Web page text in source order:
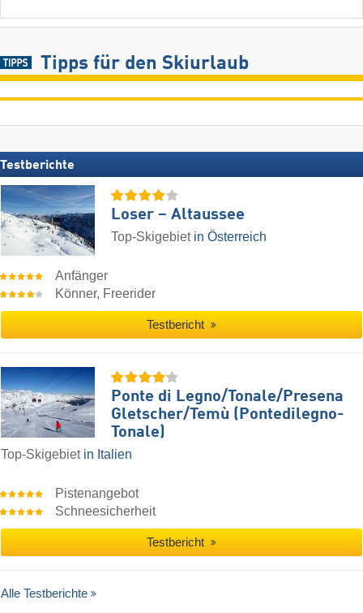
Tipps für den Skiurlaub
Testberichte
Loser – Altaussee
Top-Skigebiet in Österreich
Anfänger
Könner, Freerider
Testbericht
Ponte di Legno/​Tonale/​Presena
Gletscher/​Temù (Pontedilegno-
Tonale)
Top-Skigebiet in Italien
Pistenangebot
Schneesicherheit
Testbericht
Alle Testberichte